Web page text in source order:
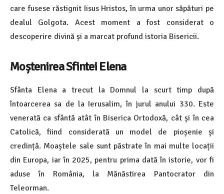
care fusese răstignit Iisus Hristos, în urma unor săpături pe
dealul Golgota. Acest moment a fost considerat o
descoperire divină și a marcat profund istoria Bisericii.
Moștenirea Sfintei Elena
Sfânta Elena a trecut la Domnul la scurt timp după
întoarcerea sa de la Ierusalim, în jurul anului 330. Este
venerată ca sfântă atât în Biserica Ortodoxă, cât și în cea
Catolică, fiind considerată un model de pioșenie și
credință. Moaștele sale sunt păstrate în mai multe locații
din Europa, iar în 2025, pentru prima dată în istorie, vor fi
aduse în România, la Mănăstirea Pantocrator din
Teleorman.